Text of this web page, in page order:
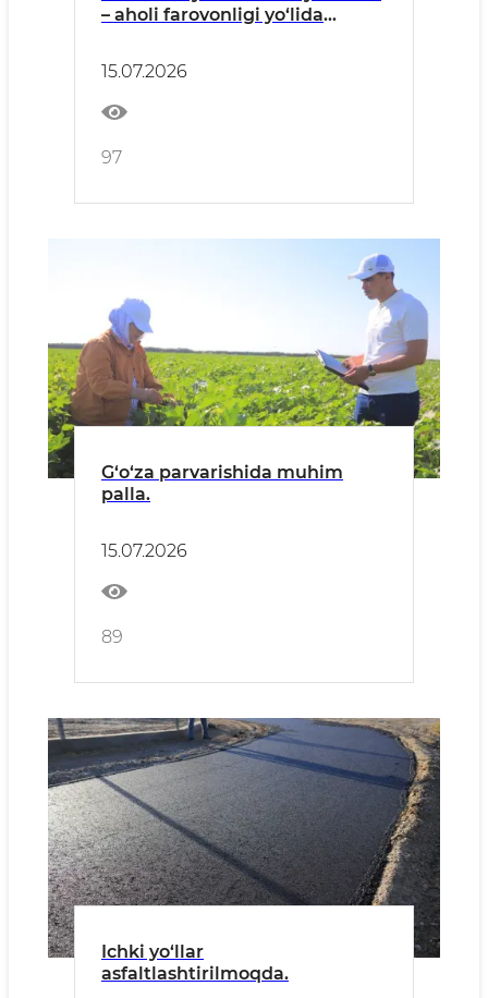
– aholi farovonligi yo‘lida
15.07.2026
97
G‘o‘za parvarishida muhim
palla.
15.07.2026
89
Ichki yo‘llar
asfaltlashtirilmoqda.